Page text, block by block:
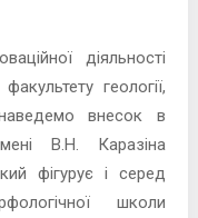
діяльності
геології,
наведемо внесок в
В.Н. Каразіна
фігурує і серед
школи